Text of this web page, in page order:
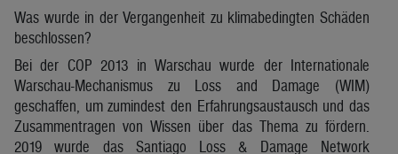
Was wurde in der Vergangenheit zu klimabedingten Schäden
beschlossen?
Bei der COP 2013 in Warschau wurde der Internationale
Warschau-Mechanismus zu Loss and Damage (WIM)
geschaffen, um zumindest den Erfahrungsaustausch und das
Zusammentragen von Wissen über das Thema zu fördern.
2019 wurde das Santiago Loss & Damage Network